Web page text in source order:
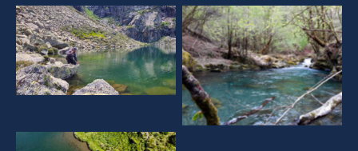
Aucune légende
Aucune légende